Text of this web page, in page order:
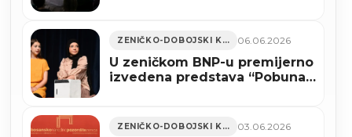
ZENIČKO-DOBOJSKI KANTON 06.06.2026
U zeničkom BNP-u premijerno
izvedena predstava “Pobuna
ZENIČKO-DOBOJSKI KANTON 03.06.2026